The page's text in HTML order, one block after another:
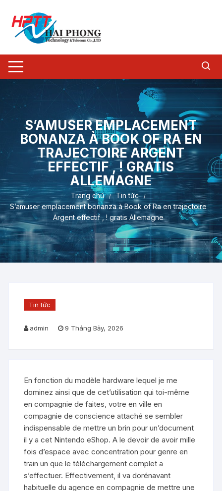
dung
S’AMUSER EMPLACEMENT
BONANZA À BOOK OF RA EN
TRAJECTOIRE ARGENT
EFFECTIF , ! GRATIS
ALLEMAGNE
Trang chủ
Tin tức
S’amuser emplacement bonanza à Book of Ra en trajectoire
Argent effectif , ! gratis Allemagne
Tin tức
admin 9 Tháng Bảy, 2026
En fonction du modèle hardware lequel je me
dominez ainsi que de cet’utilisation qui toi-même
en compagnie de faites, votre en ville en
compagnie de conscience attaché se sembler
indispensable de mettre un brin pour un’document
il y a cet Nintendo eShop. A le devoir de avoir mille
fois d’espace avec concentration pour genre en
train un que le téléchargement complet a
s’effectuer. Effectivement, il va dorénavant
habituelle du agence en compagnie de mettre une